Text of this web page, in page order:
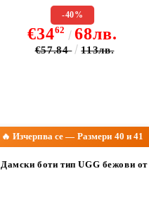
-40%
€3462 68лв.
€57.84 113лв.
🔥 Изчерпва се — Размери 40 и 41
Дамски боти тип UGG бежови